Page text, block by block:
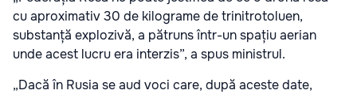
cu aproximativ 30 de kilograme de trinitrotoluen,
substanță explozivă, a pătruns într-un spațiu aerian
unde acest lucru era interzis”, a spus ministrul.
„Dacă în Rusia se aud voci care, după aceste date,